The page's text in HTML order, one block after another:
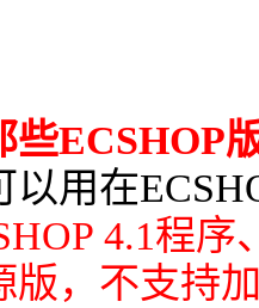
些ECSHOP
用在
4.1程
版，不支持